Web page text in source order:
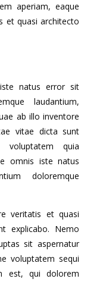
aperiam, eaque
et quasi architecto
natus error sit
laudantium,
ab illo inventore
vitae dicta sunt
voluptatem quia
omnis iste natus
doloremque
veritatis et quasi
explicabo. Nemo
sit aspernatur
voluptatem sequi
est, qui dolorem